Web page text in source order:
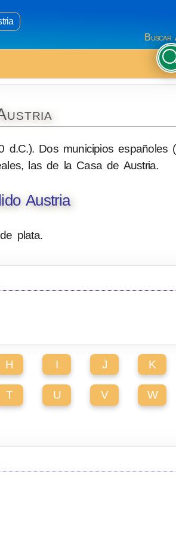
Buscar
Dos municipios españoles
las de la Casa de Austria.
Austria
plata.
H I J K
T U V W